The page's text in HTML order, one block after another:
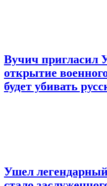
Вучич пригласил
открытие
будет убивать
Ушел